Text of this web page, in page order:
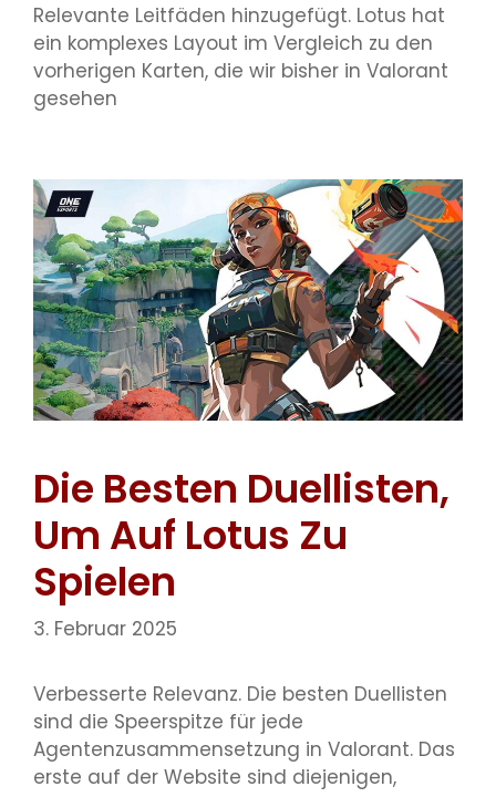
Relevante Leitfäden hinzugefügt. Lotus hat
ein komplexes Layout im Vergleich zu den
vorherigen Karten, die wir bisher in Valorant
gesehen
Die Besten Duellisten,
Um Auf Lotus Zu
Spielen
3. Februar 2025
Verbesserte Relevanz. Die besten Duellisten
sind die Speerspitze für jede
Agentenzusammensetzung in Valorant. Das
erste auf der Website sind diejenigen,